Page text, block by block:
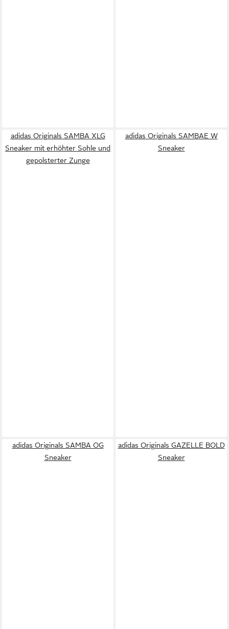
adidas Originals SAMBA XLG
Sneaker mit erhöhter Sohle und
gepolsterter Zunge
adidas Originals SAMBAE W
Sneaker
adidas Originals SAMBA OG
Sneaker
adidas Originals GAZELLE BOLD
Sneaker